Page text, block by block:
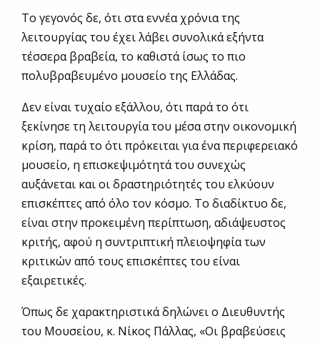
Το γεγονός δε, ότι στα εννέα χρόνια της
λειτουργίας του έχει λάβει συνολικά εξήντα
τέσσερα βραβεία, το καθιστά ίσως το πιο
πολυβραβευμένο μουσείο της Ελλάδας.
Δεν είναι τυχαίο εξάλλου, ότι παρά το ότι
ξεκίνησε τη λειτουργία του μέσα στην οικονομική
κρίση, παρά το ότι πρόκειται για ένα περιφερειακό
μουσείο, η επισκεψιμότητά του συνεχώς
αυξάνεται και οι δραστηριότητές του ελκύουν
επισκέπτες από όλο τον κόσμο. Το διαδίκτυο δε,
είναι στην προκειμένη περίπτωση, αδιάψευστος
κριτής, αφού η συντριπτική πλειοψηφία των
κριτικών από τους επισκέπτες του είναι
εξαιρετικές.
Όπως δε χαρακτηριστικά δηλώνει ο Διευθυντής
του Μουσείου, κ. Νίκος Πάλλας, «Οι βραβεύσεις